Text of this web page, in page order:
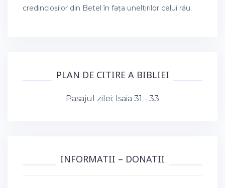
credincioșilor din Betel în fața uneltirilor celui rău.
PLAN DE CITIRE A BIBLIEI
Pasajul zilei: Isaia 31 - 33
INFORMATII – DONATII